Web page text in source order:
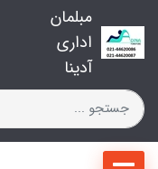
مبلمان
اداری
آدینا